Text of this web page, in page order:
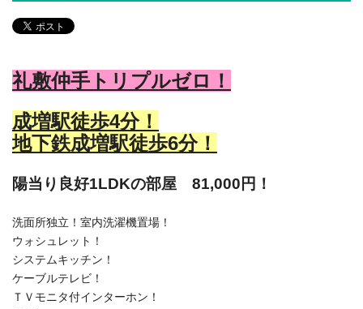
礼敷仲手トリプルゼロ！
成増駅徒歩4分！
地下鉄成増駅徒歩6分！
陽当り良好1LDKの部屋 81,000円！
洗面所独立！室内洗濯機置場！
ウォシュレット！
システムキッチン！
ケーブルテレビ！
ＴＶモニタ付インターホン！